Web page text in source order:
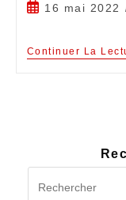
16 mai 2022
Continuer La